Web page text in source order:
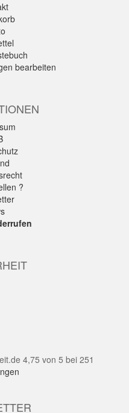
bearbeiten
?
4,75 von 5 bei 251